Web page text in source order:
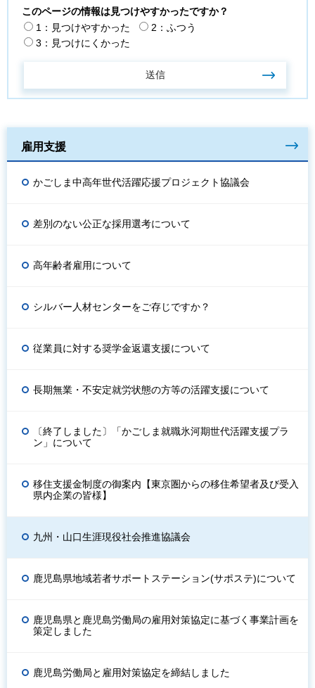
このページの情報は見つけやすかったですか？
1：見つけやすかった
2：ふつう
3：見つけにくかった
雇用支援
かごしま中高年世代活躍応援プロジェクト協議会
差別のない公正な採用選考について
高年齢者雇用について
シルバー人材センターをご存じですか？
従業員に対する奨学金返還支援について
長期無業・不安定就労状態の方等の活躍支援について
〔終了しました〕「かごしま就職氷河期世代活躍支援プラ
ン」について
移住支援金制度の御案内【東京圏からの移住希望者及び受入
県内企業の皆様】
九州・山口生涯現役社会推進協議会
鹿児島県地域若者サポートステーション(サポステ)について
鹿児島県と鹿児島労働局の雇用対策協定に基づく事業計画を
策定しました
鹿児島労働局と雇用対策協定を締結しました